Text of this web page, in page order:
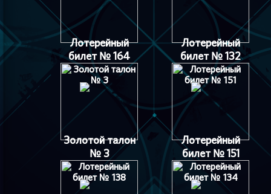
Лотерейный
билет № 164
Лотерейный
билет № 132
Золотой талон
№ 3
Лотерейный
билет № 151